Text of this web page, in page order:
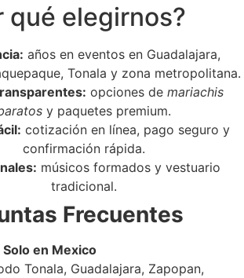
qué elegirnos?
años en eventos en Guadalajara,
Tonala y zona metropolitana.
opciones de mariachis
y paquetes premium.
cotización en línea, pago seguro y
confirmación rápida.
músicos formados y vestuario
tradicional.
Frecuentes
en Mexico
Tonala, Guadalajara, Zapopan,